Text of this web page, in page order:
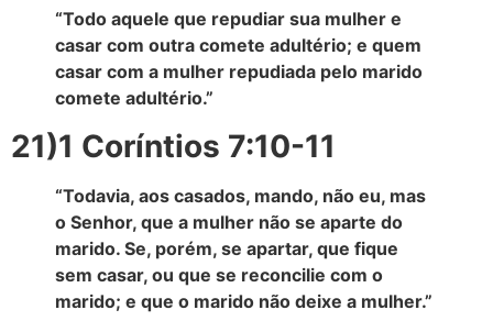
“Todo aquele que repudiar sua mulher e
casar com outra comete adultério; e quem
casar com a mulher repudiada pelo marido
comete adultério.”
21)1 Coríntios 7:10-11
“Todavia, aos casados, mando, não eu, mas
o Senhor, que a mulher não se aparte do
marido. Se, porém, se apartar, que fique
sem casar, ou que se reconcilie com o
marido; e que o marido não deixe a mulher.”